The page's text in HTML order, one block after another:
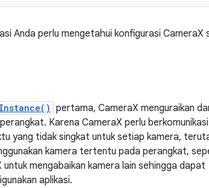
Anda perlu mengetahui konfigurasi CameraX
pertama, CameraX menguraikan
Karena CameraX perlu
yang tidak singkat untuk setiap kamera,
kamera tertentu pada perangkat,
mengabaikan kamera lain sehingga dapat
aplikasi.